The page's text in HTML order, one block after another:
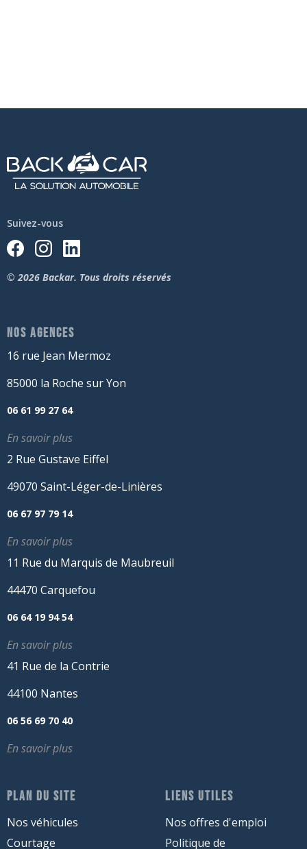
Suivez-vous
© 2026 Backar. Tous droits réservés
NOS AGENCES
16 rue Jean Mermoz
85000 la Roche sur Yon
06 61 99 27 64
En savoir plus
2 Rue Gustave Eiffel
49070 Saint-Léger-de-Linières
06 67 97 79 14
En savoir plus
11 Rue du Marquis de Maubreuil
44470 Carquefou
06 64 19 94 54
En savoir plus
41 Rue de la Contrie
44100 Nantes
06 56 69 70 40
En savoir plus
PLAN DU SITE
Nos véhicules
Courtage
LIENS UTILES
Nos offres d'emploi
Politique de